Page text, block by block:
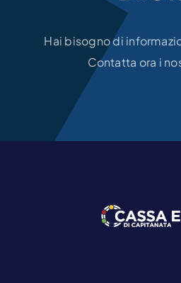
Hai bisogno di
Contatta ora i